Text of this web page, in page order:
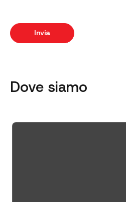
Dove siamo